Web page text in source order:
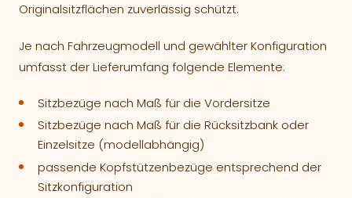
Originalsitzflächen zuverlässig schützt.
Je nach Fahrzeugmodell und gewählter Konfiguration
umfasst der Lieferumfang folgende Elemente:
Sitzbezüge nach Maß für die Vordersitze
Sitzbezüge nach Maß für die Rücksitzbank oder
Einzelsitze (modellabhängig)
passende Kopfstützenbezüge entsprechend der
Sitzkonfiguration